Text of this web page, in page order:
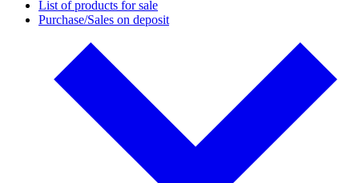
List of products for sale
Purchase/Sales on deposit